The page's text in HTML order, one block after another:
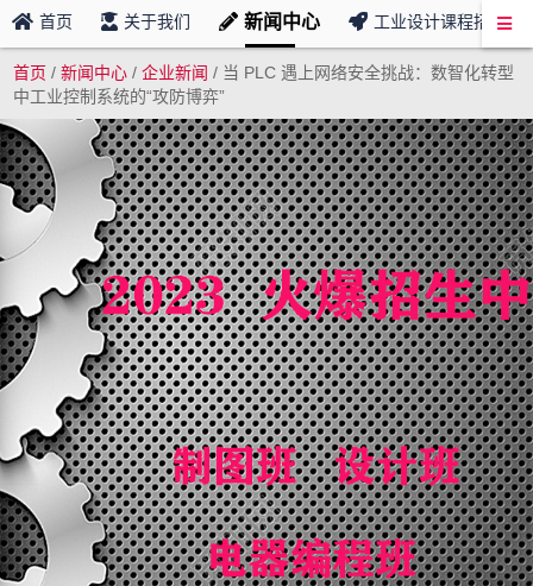
首页 关于我们 新闻中心 工业设计课程招募
首页 /新闻中心 /企业新闻 / 当 PLC 遇上网络安全挑战：数智化转型
中工业控制系统的“攻防博弈”